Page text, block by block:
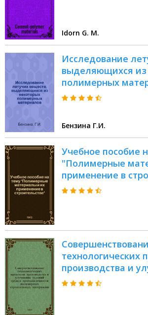
Idorn G. M.
Исследование
выделяющихся из
полимерных
(Строит.
обработ.
Автореферат дис.
учен. степени
Бензина Г.И.
Учебное пособие
"Полимерные
применение в
Для слушателей
технологических
производства и
условий труда в